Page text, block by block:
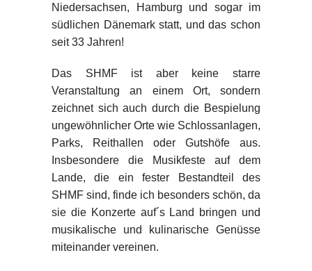
Niedersachsen, Hamburg und sogar im
südlichen Dänemark statt, und das schon
seit 33 Jahren!
Das SHMF ist aber keine starre
Veranstaltung an einem Ort, sondern
zeichnet sich auch durch die Bespielung
ungewöhnlicher Orte wie Schlossanlagen,
Parks, Reithallen oder Gutshöfe aus.
Insbesondere die Musikfeste auf dem
Lande, die ein fester Bestandteil des
SHMF sind, finde ich besonders schön, da
sie die Konzerte auf´s Land bringen und
musikalische und kulinarische Genüsse
miteinander vereinen.